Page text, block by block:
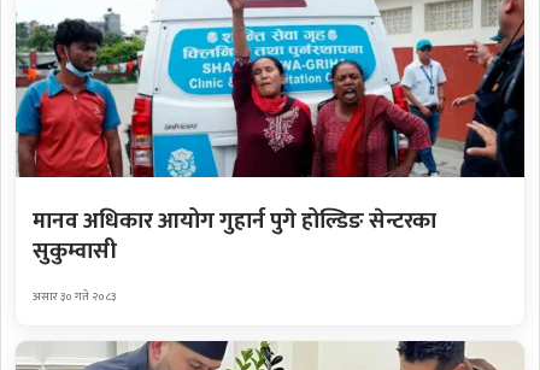
मानव अधिकार आयोग गुहार्न पुगे होल्डिङ सेन्टरका
सुकुम्वासी
असार ३० गते २०८३